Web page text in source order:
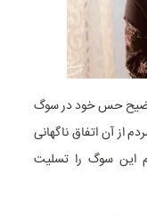
توضیح حس خود در سوگ
از آن اتفاق ناگهانی
این سوگ را تسلیت